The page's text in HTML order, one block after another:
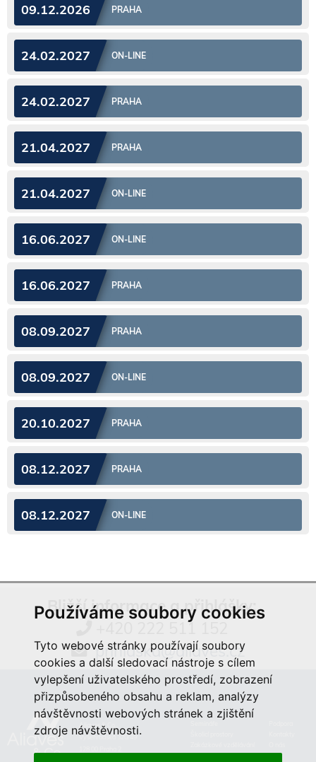
Používáme soubory cookies
Tyto webové stránky používají soubory
cookies a další sledovací nástroje s cílem
vylepšení uživatelského prostředí, zobrazení
přizpůsobeného obsahu a reklam, analýzy
návštěvnosti webových stránek a zjištění
zdroje návštěvnosti.
09.12.2026 PRAHA
24.02.2027 ON-LINE
24.02.2027 PRAHA
21.04.2027 PRAHA
21.04.2027 ON-LINE
16.06.2027 ON-LINE
16.06.2027 PRAHA
08.09.2027 PRAHA
08.09.2027 ON-LINE
20.10.2027 PRAHA
08.12.2027 PRAHA
08.12.2027 ON-LINE
Bližší informace a přihlášky:
+420 222 511 152
prihlaska@aliaves.cz
Aliaves & Co.,
Vyšehradská 320/49